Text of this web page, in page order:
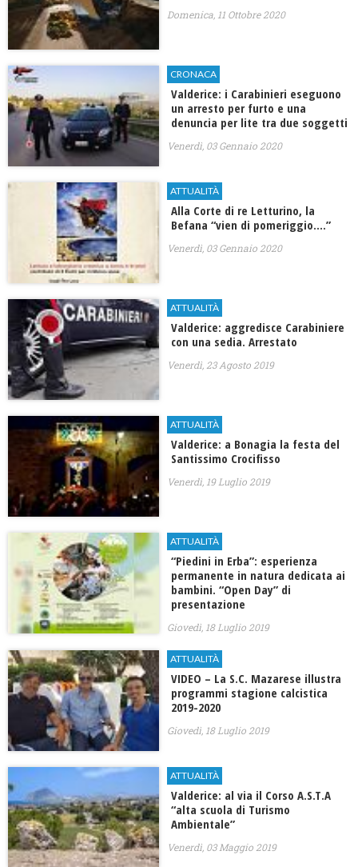
Domenica, 11 Ottobre 2020
CRONACA
Valderice: i Carabinieri eseguono
un arresto per furto e una
denuncia per lite tra due soggetti
Venerdì, 03 Gennaio 2020
ATTUALITÀ
Alla Corte di re Letturino, la
Befana “vien di pomeriggio….”
Venerdì, 03 Gennaio 2020
ATTUALITÀ
Valderice: aggredisce Carabiniere
con una sedia. Arrestato
Venerdì, 23 Agosto 2019
ATTUALITÀ
Valderice: a Bonagia la festa del
Santissimo Crocifisso
Venerdì, 19 Luglio 2019
ATTUALITÀ
“Piedini in Erba”: esperienza
permanente in natura dedicata ai
bambini. “Open Day” di
presentazione
Giovedì, 18 Luglio 2019
ATTUALITÀ
VIDEO – La S.C. Mazarese illustra
programmi stagione calcistica
2019-2020
Giovedì, 18 Luglio 2019
ATTUALITÀ
Valderice: al via il Corso A.S.T.A
“alta scuola di Turismo
Ambientale”
Venerdì, 03 Maggio 2019